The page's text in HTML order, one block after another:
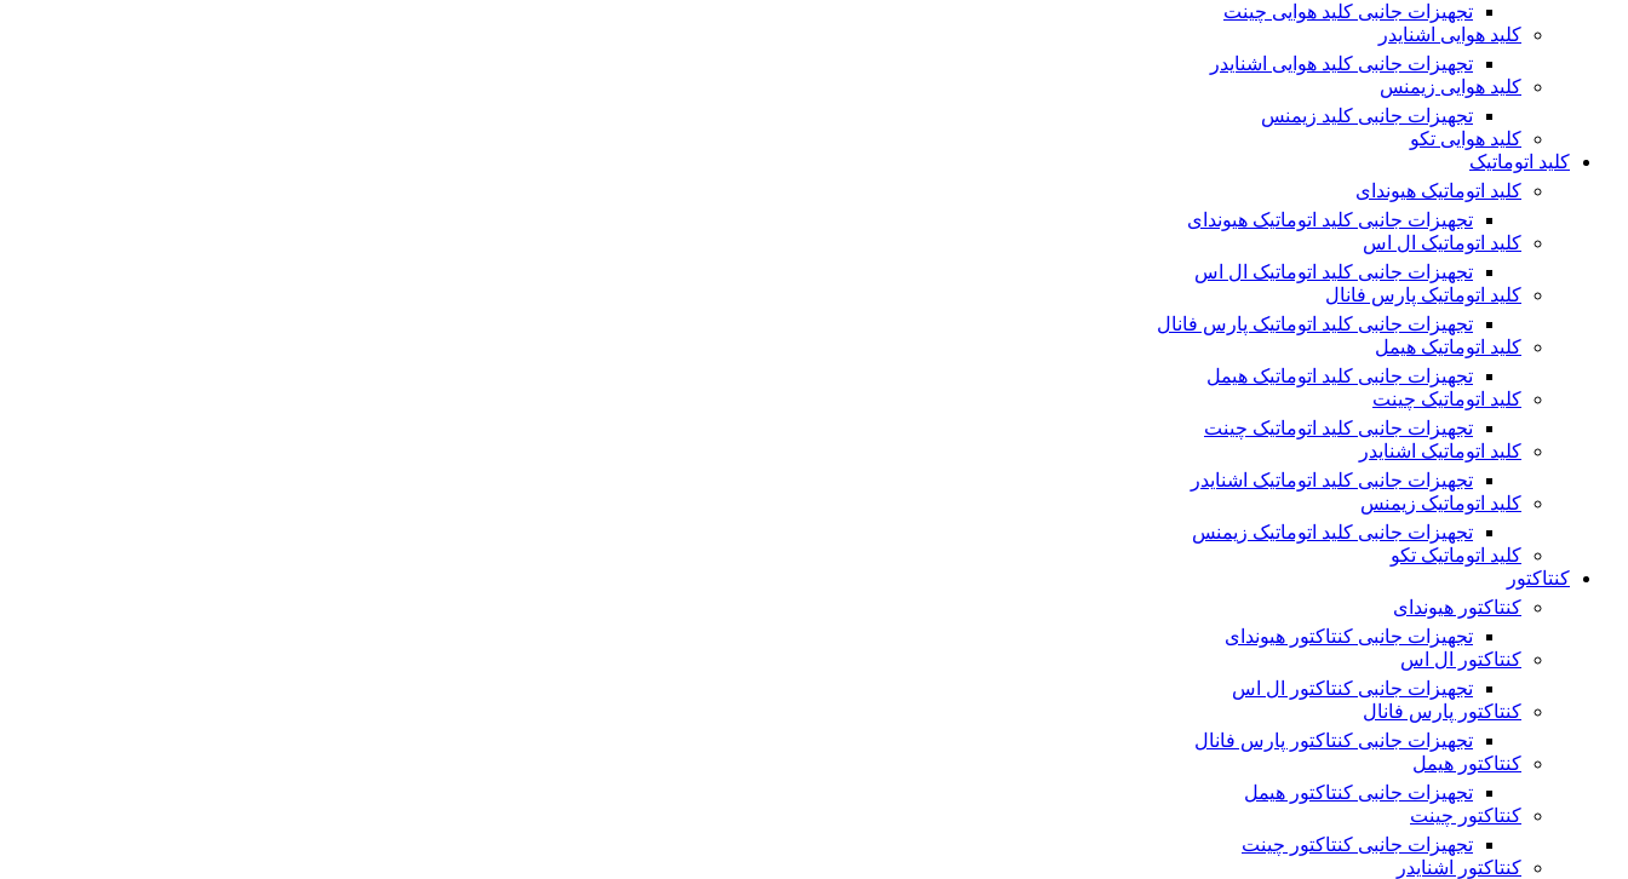
تجهیزات جانبی کلید هوایی چینت
کلید هوایی اشنایدر
تجهیزات جانبی کلید هوایی اشنایدر
کلید هوایی زیمنس
تجهیزات جانبی کلید زیمنس
کلید هوایی تکو
کلید اتوماتیک
کلید اتوماتیک هیوندای
تجهیزات جانبی کلید اتوماتیک هیوندای
کلید اتوماتیک ال اس
تجهیزات جانبی کلید اتوماتیک ال اس
کلید اتوماتیک پارس فانال
تجهیزات جانبی کلید اتوماتیک پارس فانال
کلید اتوماتیک هیمل
تجهیزات جانبی کلید اتوماتیک هیمل
کلید اتوماتیک چینت
تجهیزات جانبی کلید اتوماتیک چینت
کلید اتوماتیک اشنایدر
تجهیزات جانبی کلید اتوماتیک اشنایدر
کلید اتوماتیک زیمنس
تجهیزات جانبی کلید اتوماتیک زیمنس
کلید اتوماتیک تکو
کنتاکتور
کنتاکتور هیوندای
تجهیزات جانبی کنتاکتور هیوندای
کنتاکتور ال اس
تجهیزات جانبی کنتاکتور ال اس
کنتاکتور پارس فانال
تجهیزات جانبی کنتاکتور پارس فانال
کنتاکتور هیمل
تجهیزات جانبی کنتاکتور هیمل
کنتاکتور چینت
تجهیزات جانبی کنتاکتور چینت
کنتاکتور اشنایدر